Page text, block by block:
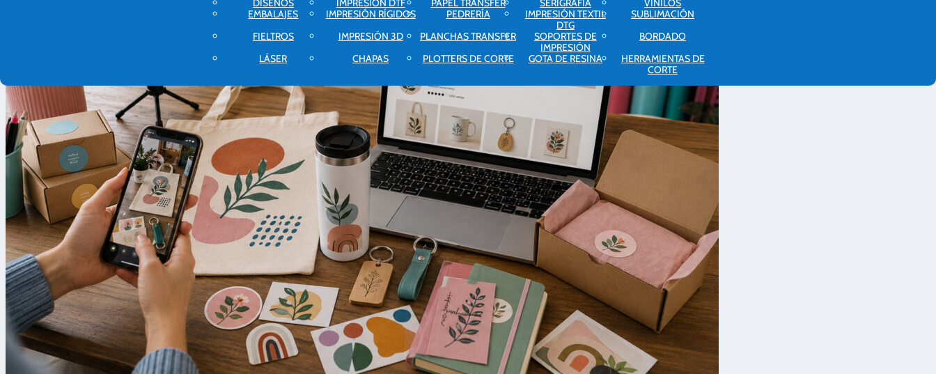
DISEÑOS
IMPRESIÓN DTF PAPEL TRANSFER SERIGRAFÍA
VINILOS
EMBALAJES
IMPRESIÓN RÍGIDOS PEDRERÍA
IMPRESIÓN TEXTIL
DTG
SUBLIMACIÓN
FIELTROS
IMPRESIÓN 3D PLANCHAS TRANSFER
SOPORTES DE
IMPRESIÓN
BORDADO
LÁSER
CHAPAS PLOTTERS DE CORTE GOTA DE RESINA
HERRAMIENTAS DE
CORTE